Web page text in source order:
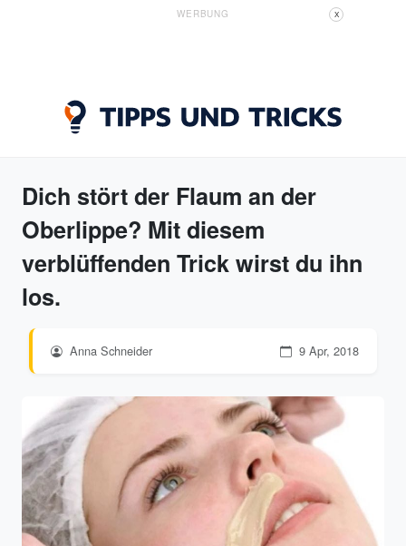
WERBUNG X
Dich stört der Flaum an der
Oberlippe? Mit diesem
verblüffenden Trick wirst du ihn
los.
Anna Schneider 9 Apr, 2018